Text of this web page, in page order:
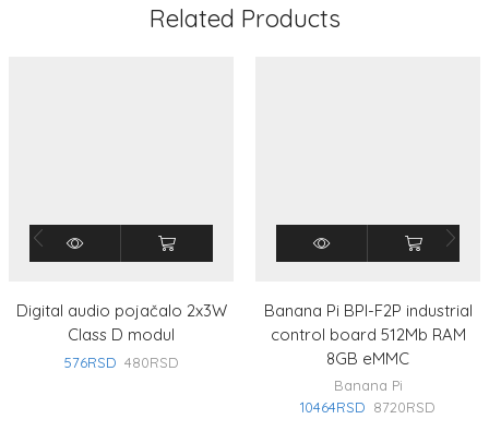
Related Products
Digital audio pojačalo 2x3W
Class D modul
576RSD 480RSD
Banana Pi BPI-F2P industrial
control board 512Mb RAM
8GB eMMC
Banana Pi
10464RSD 8720RSD